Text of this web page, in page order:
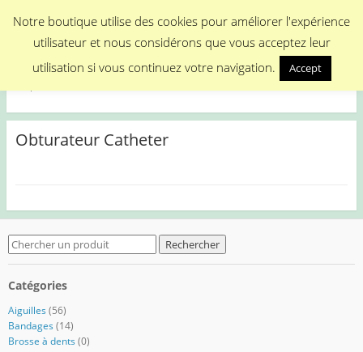
Menu
Medical Promotion
Obturateur Catheter
Search
for:
Catégories
Aiguilles (56)
Bandages (14)
Brosse à dents (0)
Notre boutique utilise des cookies pour améliorer l'expérience
utilisateur et nous considérons que vous acceptez leur
utilisation si vous continuez votre navigation.
Accept